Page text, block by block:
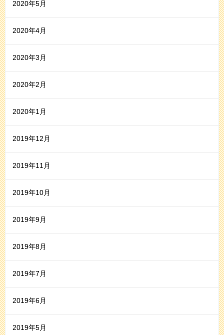
2020年5月
2020年4月
2020年3月
2020年2月
2020年1月
2019年12月
2019年11月
2019年10月
2019年9月
2019年8月
2019年7月
2019年6月
2019年5月